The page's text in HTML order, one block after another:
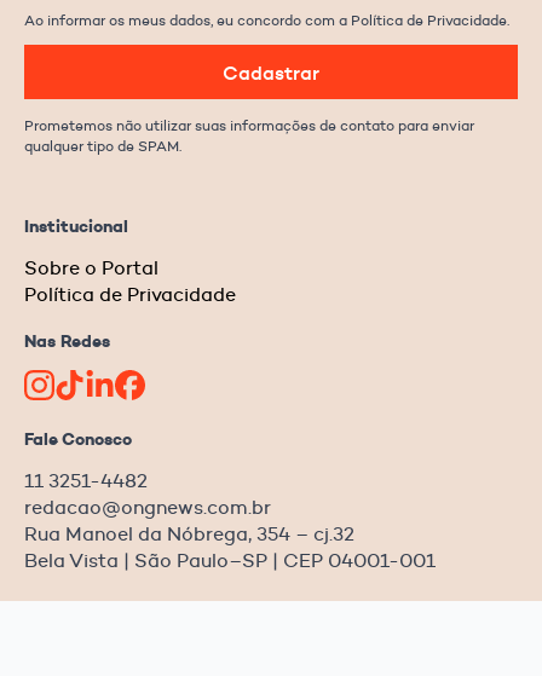
Institucional
Sobre o Portal
Política de Privacidade
Nas Redes
Fale Conosco
11 3251-4482
redacao@ongnews.com.br
Rua Manoel da Nóbrega, 354 – cj.32
Bela Vista | São Paulo–SP | CEP 04001-001
Ao informar os meus dados, eu concordo com a Política de Privacidade.
Cadastrar
Prometemos não utilizar suas informações de contato para enviar
qualquer tipo de SPAM.